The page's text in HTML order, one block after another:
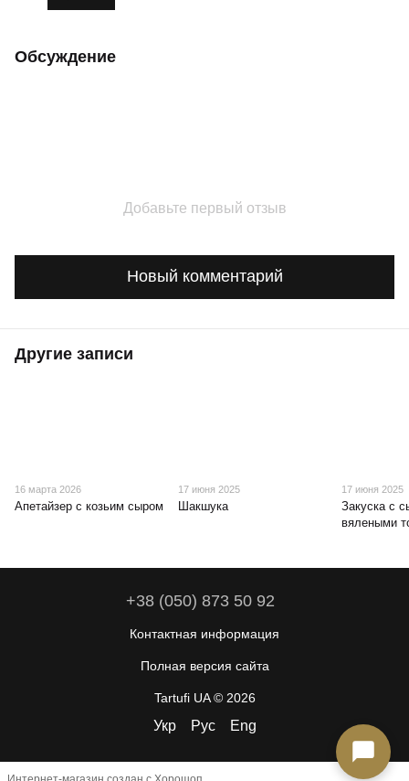
Обсуждение
Добавьте первый отзыв
Новый комментарий
Другие записи
16 марта 2026
Апетайзер с козьим сыром
17 июня 2025
Шакшука
17 июня 2025
Закуска с
вялеными
+38 (050) 873 50 92
Контактная информация
Полная версия сайта
Tartufi UA © 2026
Укр Рус Eng